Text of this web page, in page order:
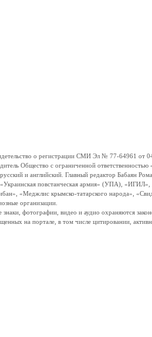
о регистрации СМИ Эл № 77-64961 от
Общество с ограниченной
и английский. Главный редактор Бабаян
«Украинская повстанческая армия» (УПА),
«Меджлис крымско-татарского народа»,
организации.
фотографии, видео и аудио охраняются
на портале, в том числе цитировании,